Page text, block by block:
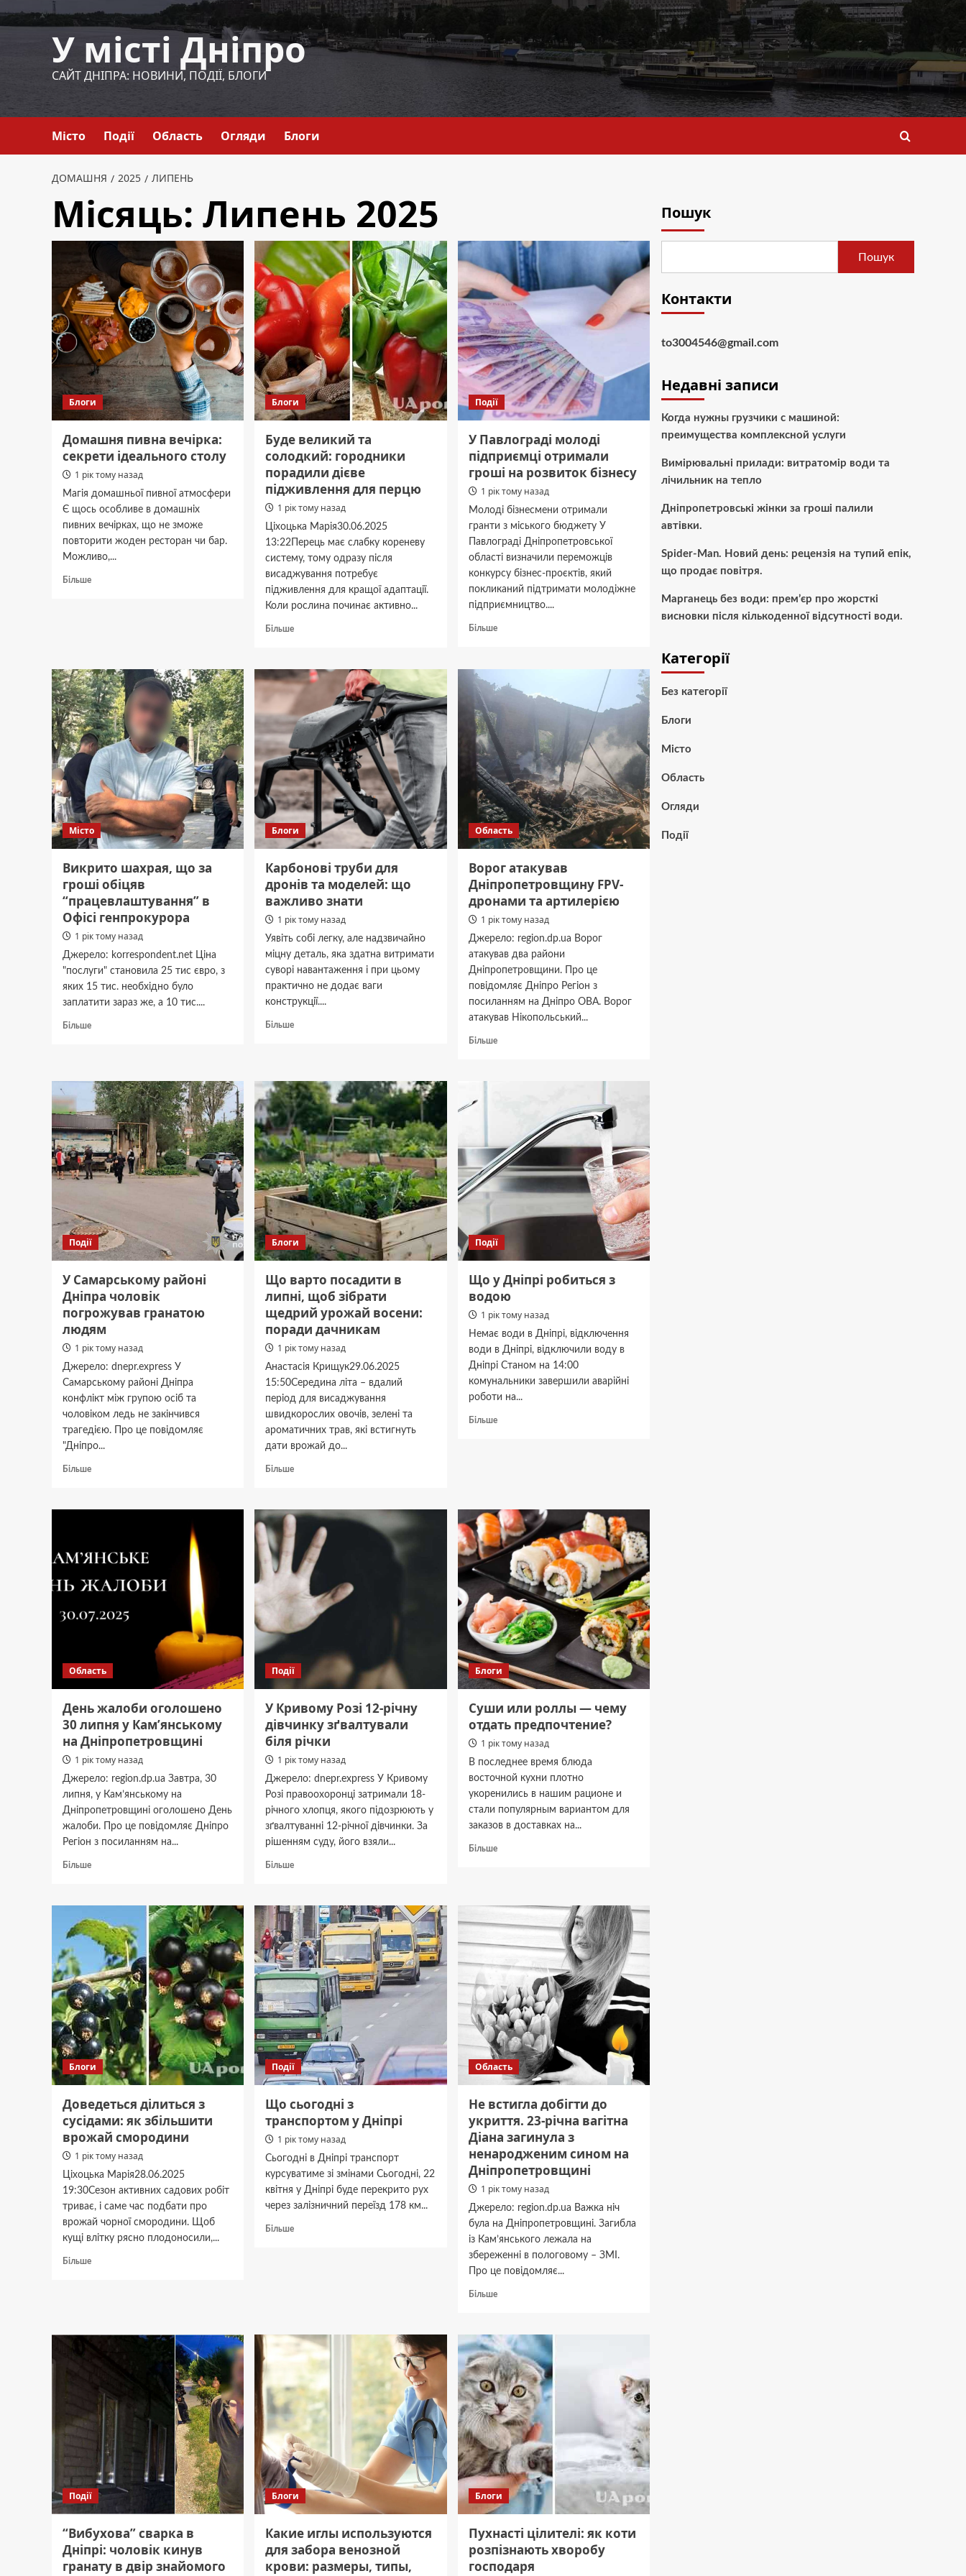
до
У місті Дніпро
САЙТ ДНІПРА: НОВИНИ, ПОДІЇ, БЛОГИ
Місто Події Область Огляди Блоги
ДОМАШНЯ 2025 ЛИПЕНЬ
Місяць: Липень 2025
Блоги
Домашня пивна вечірка:
секрети ідеального столу
1 рік тому назад
Магія домашньої пивної атмосфери
Є щось особливе в домашніх
пивних вечірках, що не зможе
повторити жоден ресторан чи бар.
Можливо,...
БільшеДокладніше
столу
Блоги
Буде великий та
солодкий: городники
порадили дієве
підживлення для перцю
1 рік тому назад
Ціхоцька Марія30.06.2025
13:22Перець має слабку кореневу
систему, тому одразу після
висаджування потребує
підживлення для кращої адаптації.
Коли рослина починає активно...
БільшеДокладніше
великий
та
городники
порадили
дієве
підживлення
перцю
Події
У Павлограді молоді
підприємці отримали
гроші на розвиток бізнесу
1 рік тому назад
Молоді бізнесмени отримали
гранти з міського бюджету У
Павлограді Дніпропетровської
області визначили переможців
конкурсу бізнес-проєктів, який
покликаний підтримати молодіжне
підприємництво....
БільшеДокладніше
підприємці
гроші
на
розвиток
бізнесу
Місто
Викрито шахрая, що за
гроші обіцяв
“працевлаштування” в
Офісі генпрокурора
1 рік тому назад
Джерело: korrespondent.net Ціна
"послуги" становила 25 тис євро, з
яких 15 тис. необхідно було
заплатити зараз же, а 10 тис....
БільшеДокладніше
за
гроші
обіцяв
“працевлаштування”
в
Офісі
генпрокурора
Блоги
Карбонові труби для
дронів та моделей: що
важливо знати
1 рік тому назад
Уявіть собі легку, але надзвичайно
міцну деталь, яка здатна витримати
суворі навантаження і при цьому
практично не додає ваги
конструкції....
БільшеДокладніше
дронів
та
моделей:
що
важливо
знати
Область
Ворог атакував
Дніпропетровщину FPV-
дронами та артилерією
1 рік тому назад
Джерело: region.dp.ua Ворог
атакував два райони
Дніпропетровщини. Про це
повідомляє Дніпро Регіон з
посиланням на Дніпро ОВА. Ворог
атакував Нікопольський...
БільшеДокладніше
артилерією
Події
У Самарському районі
Дніпра чоловік
погрожував гранатою
людям
1 рік тому назад
Джерело: dnepr.express У
Самарському районі Дніпра
конфлікт між групою осіб та
чоловіком ледь не закінчився
трагедією. Про це повідомляє
"Дніпро...
БільшеДокладніше
Самарському
погрожував
людям
Блоги
Що варто посадити в
липні, щоб зібрати
щедрий урожай восени:
поради дачникам
1 рік тому назад
Анастасія Крищук29.06.2025
15:50Середина літа – вдалий
період для висаджування
швидкорослих овочів, зелені та
ароматичних трав, які встигнуть
дати врожай до...
БільшеДокладніше
варто
посадити
в
липні,
щоб
зібрати
щедрий
урожай
восени:
поради
Події
Що у Дніпрі робиться з
водою
1 рік тому назад
Немає води в Дніпрі, відключення
води в Дніпрі, відключили воду в
Дніпрі Станом на 14:00
комунальники завершили аварійні
роботи на...
БільшеДокладніше
водою
Область
День жалоби оголошено
30 липня у Кам’янському
на Дніпропетровщині
1 рік тому назад
Джерело: region.dp.ua Завтра, 30
липня, у Кам’янському на
Дніпропетровщині оголошено День
жалоби. Про це повідомляє Дніпро
Регіон з посиланням на...
БільшеДокладніше
жалоби
оголошено
30
липня
Кам’янському
на
Дніпропетровщині
Події
У Кривому Розі 12-річну
дівчинку зґвалтували
біля річки
1 рік тому назад
Джерело: dnepr.express У Кривому
Розі правоохоронці затримали 18-
річного хлопця, якого підозрюють у
зґвалтуванні 12-річної дівчинки. За
рішенням суду, його взяли...
БільшеДокладніше
Кривому
Розі
12-
річну
дівчинку
зґвалтували
біля
Блоги
Cуши или роллы — чему
отдать предпочтение?
1 рік тому назад
В последнее время блюда
восточной кухни плотно
укоренились в нашим рационе и
стали популярным вариантом для
заказов в доставках на...
БільшеДокладніше
чему
Блоги
Доведеться ділиться з
сусідами: як збільшити
врожай смородини
1 рік тому назад
Ціхоцька Марія28.06.2025
19:30Сезон активних садових робіт
триває, і саме час подбати про
врожай чорної смородини. Щоб
кущі влітку рясно плодоносили,...
БільшеДокладніше
Події
Що сьогодні з
транспортом у Дніпрі
1 рік тому назад
Сьогодні в Дніпрі транспорт
курсуватиме зі змінами Сьогодні, 22
квітня у Дніпрі буде перекрито рух
через залізничний переїзд 178 км...
БільшеДокладніше
Область
Не встигла добігти до
укриття. 23-річна вагітна
Діана загинула з
ненародженим сином на
Дніпропетровщині
1 рік тому назад
Джерело: region.dp.ua Важка ніч
була на Дніпропетровщині. Загибла
із Кам’янського лежала на
збереженні в пологовому – ЗМІ.
Про це повідомляє...
БільшеДокладніше
встигла
добігти
до
укриття.
23-
річна
вагітна
Діана
загинула
з
ненародженим
сином
на
Дніпропетровщині
Події
“Вибухова” сварка в
Дніпрі: чоловік кинув
гранату в двір знайомого
Блоги
Какие иглы используются
для забора венозной
крови: размеры, типы,
Блоги
Пухнасті цілителі: як коти
розпізнають хворобу
господаря
Пошук
Пошук
Контакти
to3004546@gmail.com
Недавні записи
Когда нужны грузчики с машиной:
преимущества комплексной услуги
Вимірювальні прилади: витратомір води та
лічильник на тепло
Дніпропетровські жінки за гроші палили
автівки.
Spider-Man. Новий день: рецензія на тупий епік,
що продає повітря.
Марганець без води: прем’єр про жорсткі
висновки після кількоденної відсутності води.
Категорії
Без категорії
Блоги
Місто
Область
Огляди
Події